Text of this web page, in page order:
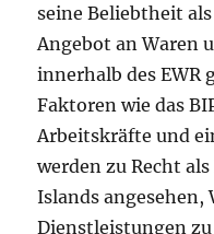
seine Beliebtheit
Angebot an Waren
innerhalb des EWR
Faktoren wie das
Arbeitskräfte und
werden zu Recht
Islands angesehen,
Dienstleistungen